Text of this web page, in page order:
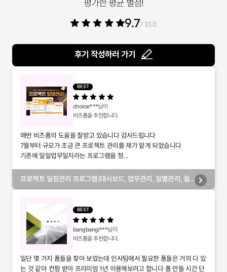
평가한 평균 별점!
9.7/ 10.0
후기 작성하러 가기
BEST
choirar***님이
비즈폼을 추천합니다.
매번 비즈폼의 도움을 잘받고 있습니다 감사드립니다
7월부터 규모가 조금 큰 프로젝트 관리를 제가 맡게 되었습니다
기존에 일일업무일지라는 프로그램을 정...
프로젝트 일정관리 프로그램(대시보드, 업무관리, 일별관리, 월
BEST
bangbangi***님이
비즈폼을 추천합니다.
일단 몇 가지 폼들을 찾아 보았는데 인사팀에서 필요한 폼들은 거의 다 있
는 것 같아 컨펌 받아 프리미엄 1년 이용해보려고 합니다 폼 만들 시간 단